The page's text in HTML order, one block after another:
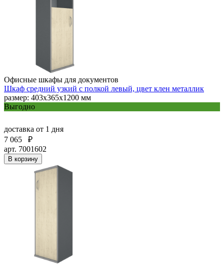
Офисные шкафы для документов
Шкаф средний узкий с полкой левый, цвет клен металлик
размер: 403х365х1200 мм
Выгодно
доставка от 1 дня
7 065
₽
арт. 7001602
В корзину